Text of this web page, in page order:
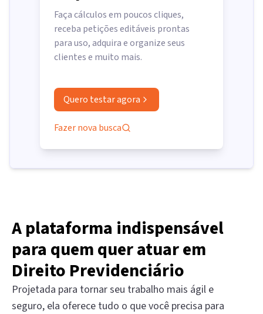
Faça cálculos em poucos cliques,
receba petições editáveis prontas
para uso, adquira e organize seus
clientes e muito mais.
Quero testar agora
Fazer nova busca
A plataforma indispensável
para quem quer atuar em
Direito Previdenciário
Projetada para tornar seu trabalho mais ágil e
seguro, ela oferece tudo o que você precisa para